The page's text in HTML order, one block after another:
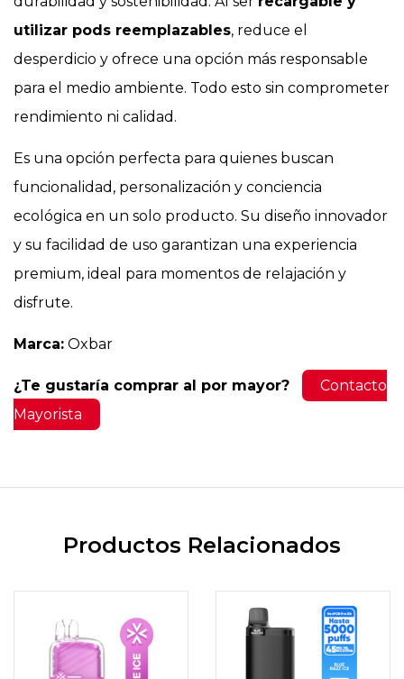
utilizar pods reemplazables, reduce el
desperdicio y ofrece una opción más responsable
para el medio ambiente. Todo esto sin comprometer
rendimiento ni calidad.
Es una opción perfecta para quienes buscan
funcionalidad, personalización y conciencia
ecológica en un solo producto. Su diseño innovador
y su facilidad de uso garantizan una experiencia
premium, ideal para momentos de relajación y
disfrute.
Marca: Oxbar
¿Te gustaría comprar al por mayor?
Contacto
Mayorista
Productos Relacionados